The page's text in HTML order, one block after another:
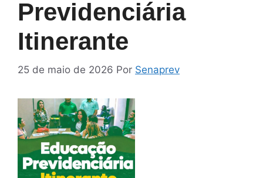
Previdenciária
Itinerante
25 de maio de 2026 Por Senaprev